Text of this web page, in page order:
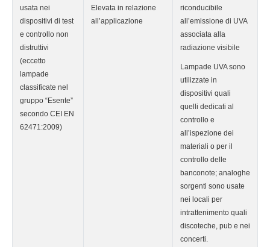
usata nei
dispositivi di test
e controllo non
distruttivi
(eccetto
lampade
classificate nel
gruppo “Esente”
secondo CEI EN
62471:2009)
Elevata in relazione
all’applicazione
riconducibile
all’emissione di UVA
associata alla
radiazione visibile
Lampade UVA sono
utilizzate in
dispositivi quali
quelli dedicati al
controllo e
all’ispezione dei
materiali o per il
controllo delle
banconote; analoghe
sorgenti sono usate
nei locali per
intrattenimento quali
discoteche, pub e nei
concerti.